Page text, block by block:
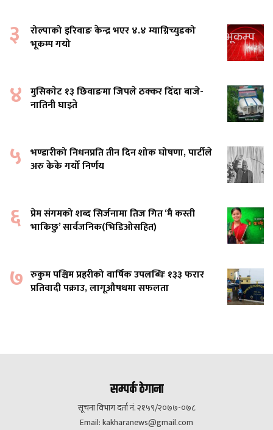
३
रोल्पाको इरिवाङ केन्द्र भएर ४.४ म्याग्निच्युडको
भूकम्प गयो
४ मुसिकाेट १३ छिवाङमा जिपले ठक्कर दिँदा बाजे-
नातिनी घाइते
५ भण्डारीको निधनप्रति तीन दिन शोक घोषणा, पार्टीले
अरु केके गर्यो निर्णय
६ प्रेम संगमको शब्द सिर्जनामा तिज गित ‘मै कस्ती
भाकिछु’ सार्वजनिक(भिडिओसहित)
७ रुकुम पश्चिम प्रहरीको वार्षिक उपलब्धिः १३३ फरार
प्रतिवादी पक्राउ, लागूऔषधमा सफलता
सम्पर्क ठेगाना
सूचना विभाग दर्ता नं. २१५९/२०७७-०७८
Email:kakharanews@gmail.com